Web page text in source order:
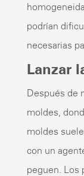
podrían
necesarias
Lanzar
Después de
moldes,
moldes
con un
peguen. Los